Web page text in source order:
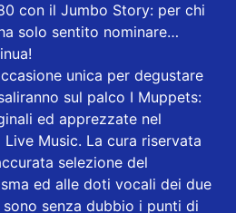
con il Jumbo Story: per chi
solo sentito nominare…
unica per degustare
sul palco I Muppets:
ed apprezzate nel
Music. La cura riservata
selezione del
ed alle doti vocali dei due
senza dubbio i punti di